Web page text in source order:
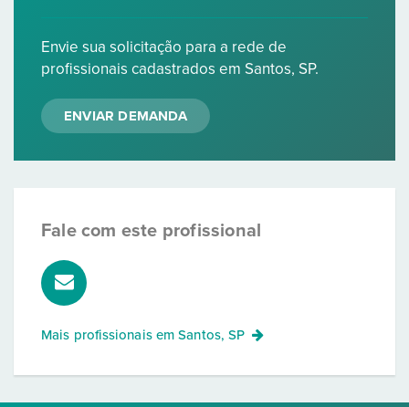
Envie sua solicitação para a rede de
profissionais cadastrados em Santos, SP.
ENVIAR DEMANDA
Fale com este profissional
Mais profissionais emSantos, SP